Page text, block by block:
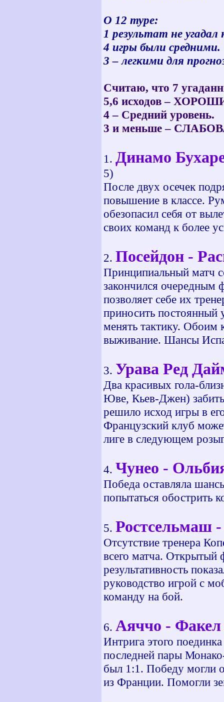
О 12 туре:
1 результат не
4 игры были средними.
3 – легкими для
Считаю, что 7
5,6 исходов –
4 – Средний уровень.
3 и меньше –
1. Динамо
5)
После двух осечек
повышение в классе.
обезопасил себя от
своих команд к более
2. Посейдон -
Принципиальный матч
закончился очередным
позволяет себе их
приносить постоянный
менять тактику. Обоим
выживание. Шансы
3. Урава Ред
Два красивых гола-
Юве, Кьев-Джен)
решило исход игры в
Французский клуб
лиге в следующем
4. Чунео -
Победа оставляла
попытаться обострить
5. Ростсельмаш -
Отсутствие тренера
всего матча. Открытый
результативность
руководство игрой с
команду на бой.
6. Аяччо - Факел
Интрига этого
последней пары
был 1:1. Победу могли
из Франции. Помогли